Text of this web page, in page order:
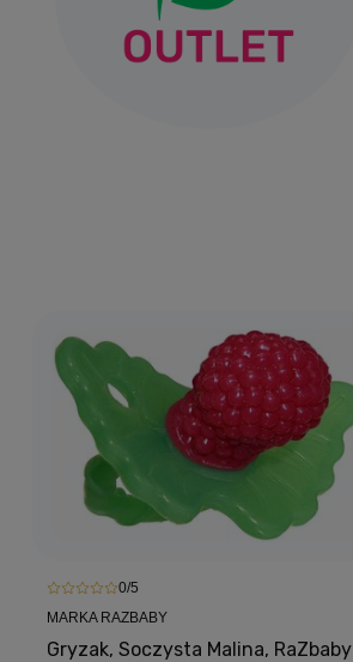
0/5
MARKA RAZBABY
Gryzak, Soczysta Malina, RaZbaby